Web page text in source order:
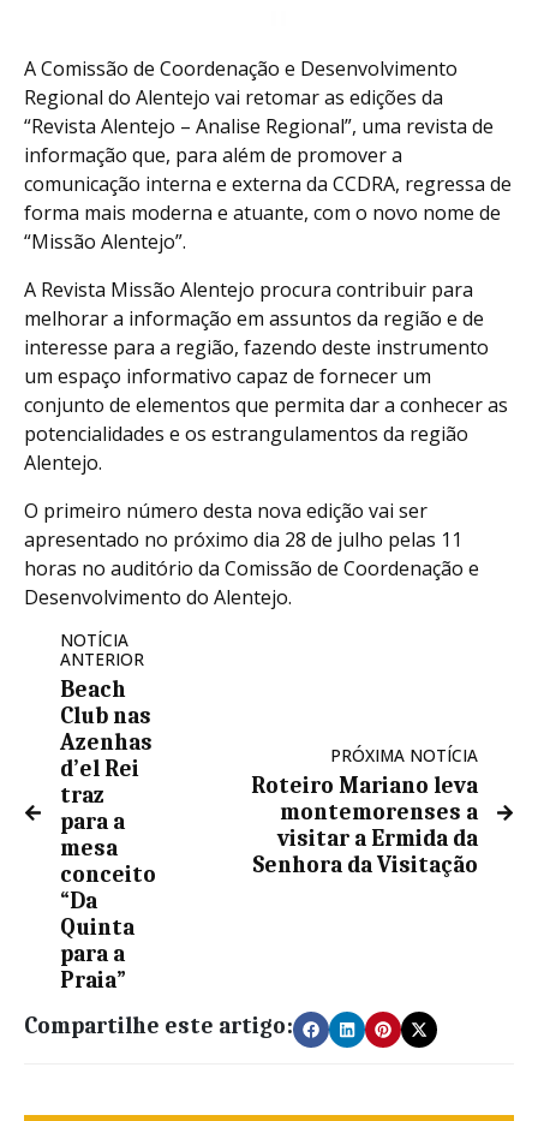
A Comissão de Coordenação e Desenvolvimento
Regional do Alentejo vai retomar as edições da
“Revista Alentejo – Analise Regional”, uma revista de
informação que, para além de promover a
comunicação interna e externa da CCDRA, regressa de
forma mais moderna e atuante, com o novo nome de
“Missão Alentejo”.
A Revista Missão Alentejo procura contribuir para
melhorar a informação em assuntos da região e de
interesse para a região, fazendo deste instrumento
um espaço informativo capaz de fornecer um
conjunto de elementos que permita dar a conhecer as
potencialidades e os estrangulamentos da região
Alentejo.
O primeiro número desta nova edição vai ser
apresentado no próximo dia 28 de julho pelas 11
horas no auditório da Comissão de Coordenação e
Desenvolvimento do Alentejo.
NOTÍCIA
ANTERIOR
Beach
Club nas
Azenhas
d’el Rei
traz
para a
mesa
conceito
“Da
Quinta
para a
Praia”
PRÓXIMA NOTÍCIA
Roteiro Mariano leva
montemorenses a
visitar a Ermida da
Senhora da Visitação
Compartilhe este artigo: